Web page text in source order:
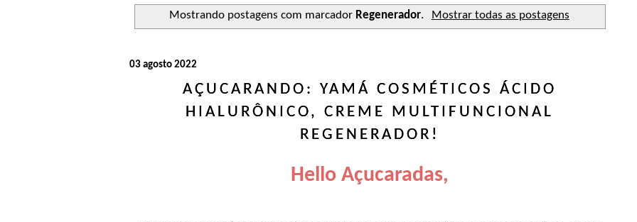
Mostrando postagens com marcador Regenerador. Mostrar todas as postagens
03 agosto 2022
AÇUCARANDO: YAMÁ COSMÉTICOS ÁCIDO
HIALURÔNICO, CREME MULTIFUNCIONAL
REGENERADOR!
Hello Açucaradas,